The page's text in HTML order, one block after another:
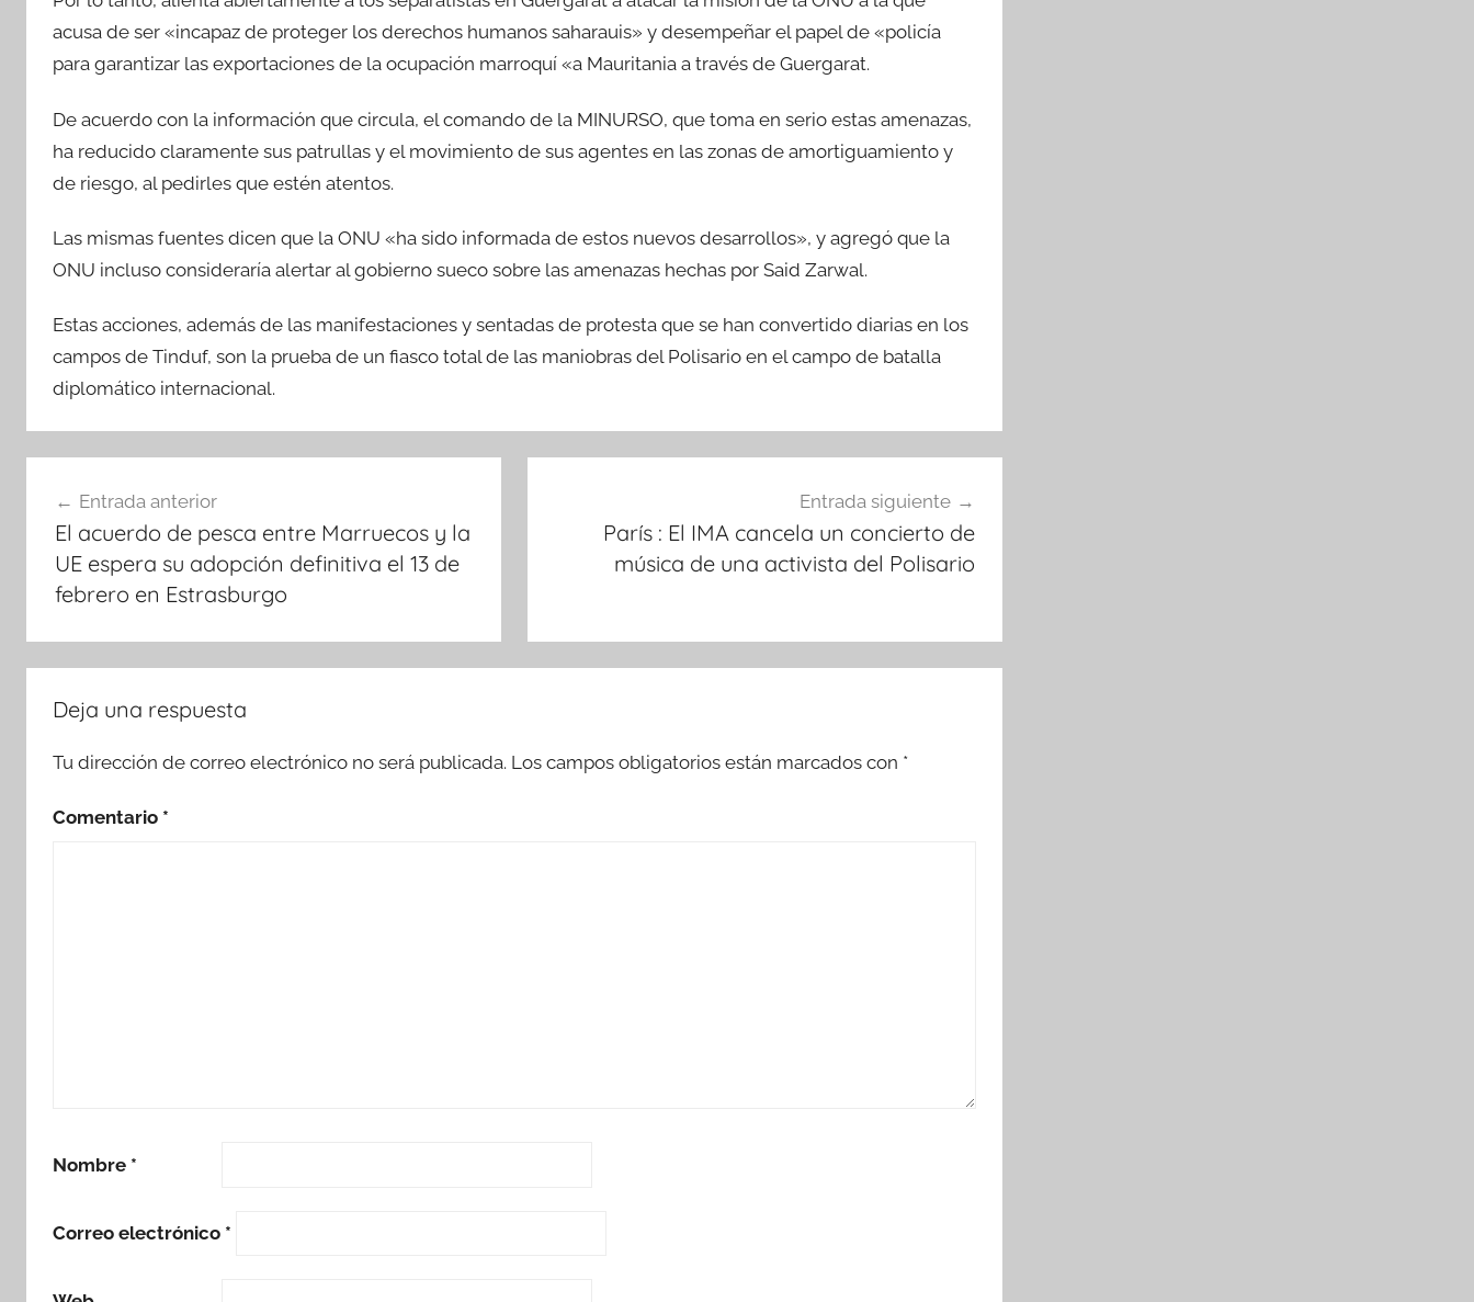
acusa de ser «incapaz de proteger los derechos humanos saharauis» y desempeñar el papel de «policía
para garantizar las exportaciones de la ocupación marroquí «a Mauritania a través de Guergarat.
De acuerdo con la información que circula, el comando de la MINURSO, que toma en serio estas amenazas,
ha reducido claramente sus patrullas y el movimiento de sus agentes en las zonas de amortiguamiento y
de riesgo, al pedirles que estén atentos.
Las mismas fuentes dicen que la ONU «ha sido informada de estos nuevos desarrollos», y agregó que la
ONU incluso consideraría alertar al gobierno sueco sobre las amenazas hechas por Said Zarwal.
Estas acciones, además de las manifestaciones y sentadas de protesta que se han convertido diarias en los
campos de Tinduf, son la prueba de un fiasco total de las maniobras del Polisario en el campo de batalla
diplomático internacional.
de
entradas
Entrada anterior
El acuerdo de pesca entre Marruecos y la
UE espera su adopción definitiva el 13 de
febrero en Estrasburgo
Entrada siguiente
París : El IMA cancela un concierto de
música de una activista del Polisario
Deja una respuesta
Tu dirección de correo electrónico no será publicada. Los campos obligatorios están marcados con *
Comentario *
Nombre *
Correo electrónico *